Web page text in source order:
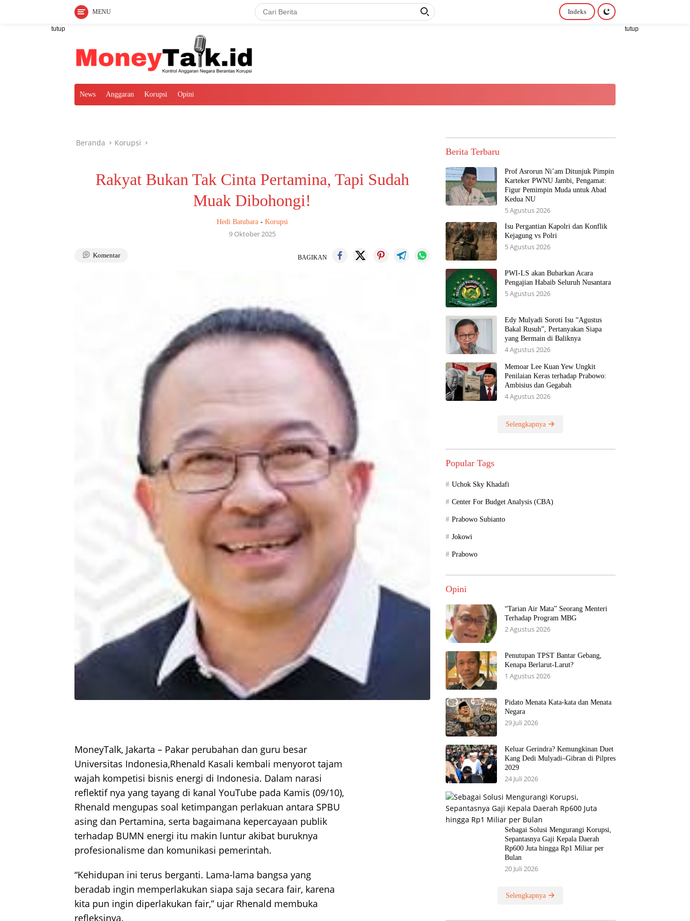
MENU Indeks
tutup tutup
News Anggaran Korupsi Opini
Beranda Korupsi
Rakyat Bukan Tak Cinta Pertamina, Tapi Sudah
Muak Dibohongi!
Hedi Batubara- Korupsi
9 Oktober 2025
Komentar BAGIKAN
MoneyTalk, Jakarta – Pakar perubahan dan guru besar
Universitas Indonesia,Rhenald Kasali kembali menyorot tajam
wajah kompetisi bisnis energi di Indonesia. Dalam narasi
reflektif nya yang tayang di kanal YouTube pada Kamis (09/10),
Rhenald mengupas soal ketimpangan perlakuan antara SPBU
asing dan Pertamina, serta bagaimana kepercayaan publik
terhadap BUMN energi itu makin luntur akibat buruknya
profesionalisme dan komunikasi pemerintah.
“Kehidupan ini terus berganti. Lama-lama bangsa yang
beradab ingin memperlakukan siapa saja secara fair, karena
kita pun ingin diperlakukan fair,” ujar Rhenald membuka
refleksinya.
Berita Terbaru
Prof Asrorun Ni’am Ditunjuk Pimpin
Karteker PWNU Jambi, Pengamat:
Figur Pemimpin Muda untuk Abad
Kedua NU
5 Agustus 2026
Isu Pergantian Kapolri dan Konflik
Kejagung vs Polri
5 Agustus 2026
PWI-LS akan Bubarkan Acara
Pengajian Habaib Seluruh Nusantara
5 Agustus 2026
Edy Mulyadi Soroti Isu “Agustus
Bakal Rusuh”, Pertanyakan Siapa
yang Bermain di Baliknya
4 Agustus 2026
Memoar Lee Kuan Yew Ungkit
Penilaian Keras terhadap Prabowo:
Ambisius dan Gegabah
4 Agustus 2026
Selengkapnya
Popular Tags
Uchok Sky Khadafi
Center For Budget Analysis (CBA)
Prabowo Subianto
Jokowi
Prabowo
Opini
“Tarian Air Mata” Seorang Menteri
Terhadap Program MBG
2 Agustus 2026
Penutupan TPST Bantar Gebang,
Kenapa Berlarut-Larut?
1 Agustus 2026
Pidato Menata Kata-kata dan Menata
Negara
29 Juli 2026
Keluar Gerindra? Kemungkinan Duet
Kang Dedi Mulyadi–Gibran di Pilpres
2029
24 Juli 2026
Sebagai Solusi Mengurangi Korupsi,
Sepantasnya Gaji Kepala Daerah
Rp600 Juta hingga Rp1 Miliar per
Bulan
20 Juli 2026
Selengkapnya